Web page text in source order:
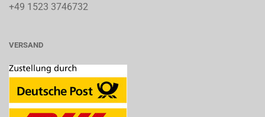
+49 1523 3746732
VERSAND